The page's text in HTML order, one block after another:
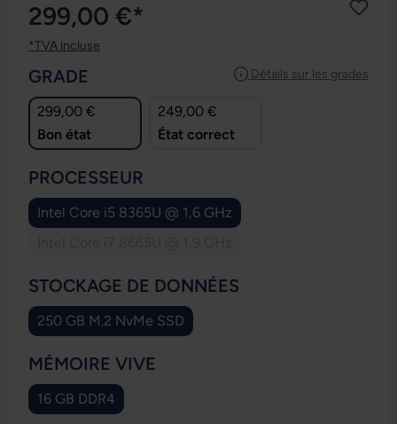
299,00 €*
*TVA incluse
Détails sur les grades
SÉLECTIONNEZ
GRADE
299,00 €
Bon état
249,00 €
État correct
SÉLECTIONNEZ
PROCESSEUR
Intel Core i5 8365U @ 1,6 GHz
SÉLECTIONNEZ
STOCKAGE DE DONNÉES
250 GB M.2 NvMe SSD
SÉLECTIONNEZ
MÉMOIRE VIVE
16 GB DDR4